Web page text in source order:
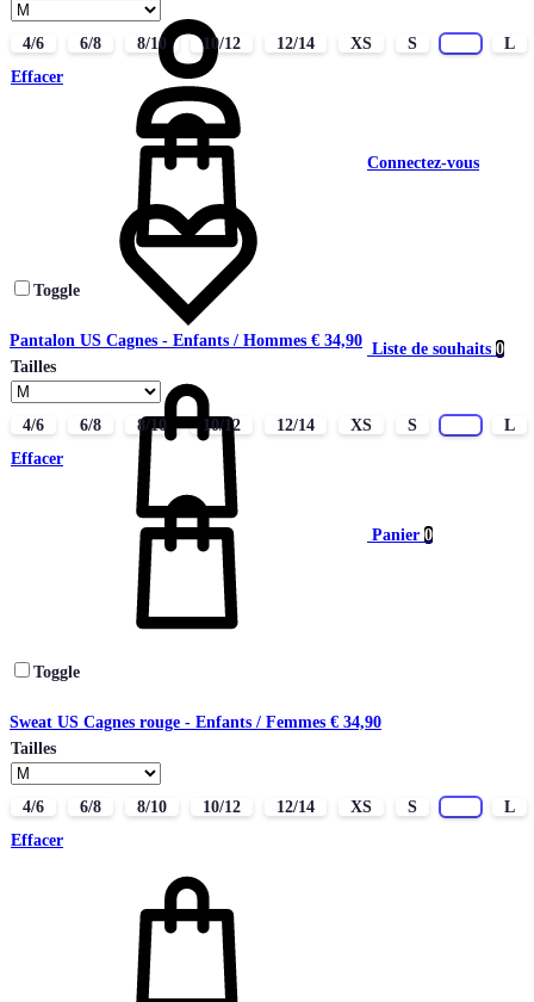
Connectez-vous
Liste de souhaits 0
Panier 0
4/6 6/8 8/10 10/12 12/14 XS S
L
Effacer
Toggle
Pantalon US Cagnes - Enfants / Hommes € 34,90
Tailles
4/6 6/8 8/10 10/12 12/14 XS S
L
Effacer
Toggle
Sweat US Cagnes rouge - Enfants / Femmes € 34,90
Tailles
4/6 6/8 8/10 10/12 12/14 XS S
L
Effacer